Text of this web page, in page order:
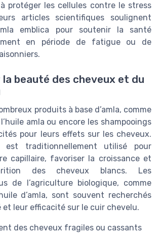
protéger les cellules contre le stress
articles scientifiques soulignent
emblica pour soutenir la santé
en période de fatigue ou de
la beauté des cheveux et du
produits à base d’amla, comme
amla ou encore les shampooings
pour leurs effets sur les cheveux.
est traditionnellement utilisé pour
capillaire, favoriser la croissance et
des cheveux blancs. Les
de l’agriculture biologique, comme
d’amla, sont souvent recherchés
et leur efficacité sur le cuir chevelu.
des cheveux fragiles ou cassants